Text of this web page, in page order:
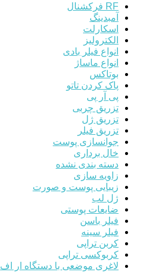
RF فرکشنال
آمبدینگ
اسکارلت
الکترولیز
انواع فیلر بادی
انواع ماساژ
بوتاکس
پاک کردن تاتو
پی آر پی
تزریق چربی
تزریق ژل
تزریق فیلر
جوانسازی پوست
خال برداری
دسته بندی نشده
زاویه سازی
زیبایی پوست و صورت
ژل لب
ضایعات پوستی
فیلر باسن
فیلر سینه
کربن تراپی
کربوکسی تراپی
لاغری موضعی با دستگاه ار اف